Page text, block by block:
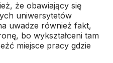
że obawiający się
uniwersytetów
uwadze również fakt,
bo wykształceni tam
miejsce pracy gdzie